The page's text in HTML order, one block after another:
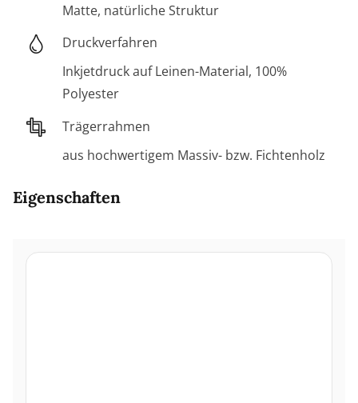
Matte, natürliche Struktur
Druckverfahren
Inkjetdruck auf Leinen-Material, 100%
Polyester
Trägerrahmen
aus hochwertigem Massiv- bzw. Fichtenholz
Eigenschaften